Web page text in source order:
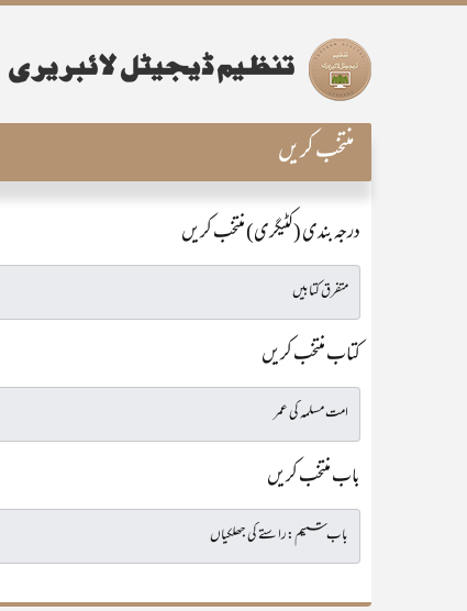
منتخب کریں
درجہ بندی (کٹیگری) منتخب کریں
کتاب منتخب کریں
باب منتخب کریں